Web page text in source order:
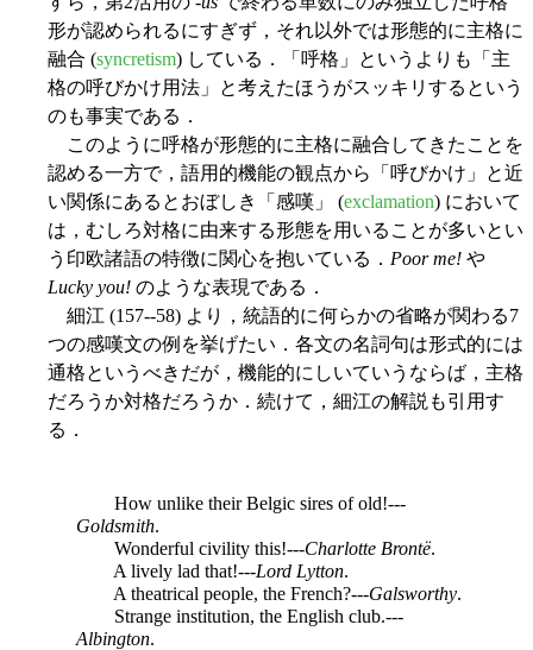
形が認められるにすぎず，それ以外では形態的に主格に
融合 (syncretism) している．「呼格」というよりも「主
格の呼びかけ用法」と考えたほうがスッキリするという
のも事実である．
このように呼格が形態的に主格に融合してきたことを
認める一方で，語用的機能の観点から「呼びかけ」と近
い関係にあるとおぼしき「感嘆」 (exclamation) において
は，むしろ対格に由来する形態を用いることが多いとい
う印欧諸語の特徴に関心を抱いている． Poor me! や
Lucky you! のような表現である．
細江 (157--58) より，統語的に何らかの省略が関わる7
つの感嘆文の例を挙げたい．各文の名詞句は形式的には
通格というべきだが，機能的にしいていうならば，主格
だろうか対格だろうか．続けて，細江の解説も引用す
る．
How unlike their Belgic sires of old!---
Goldsmith.
Wonderful civility this!---Charlotte Brontë.
A lively lad that!---Lord Lytton.
A theatrical people, the French?---Galsworthy.
Strange institution, the English club.---
Albington.